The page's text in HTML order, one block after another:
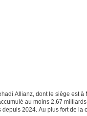
Allianz, dont le siège est à
au moins 2,67
depuis 2024. Au plus fort de la